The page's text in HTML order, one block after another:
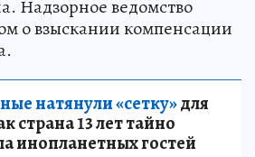
Надзорное ведомство
о взыскании компенсации
натянули «сетку»для
страна 13 лет тайно
инопланетных гостей